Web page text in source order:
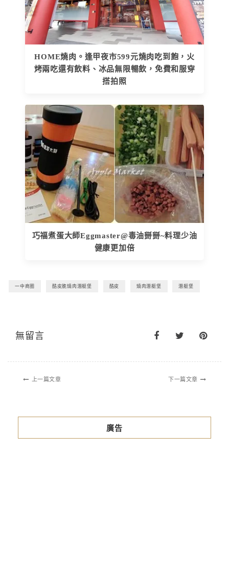
HOME燒肉。逢甲夜市599元燒肉吃到飽，火
烤兩吃還有飲料、冰品無限暢飲，免費和服穿
搭拍照
巧福煮蛋大師Eggmaster@毒油掰掰~料理少油
健康更加倍
一中商圈 酷皮脆燒肉潛艇堡 酷皮 燒肉潛艇堡 潛艇堡
無留言
上一篇文章 下一篇文章
廣告